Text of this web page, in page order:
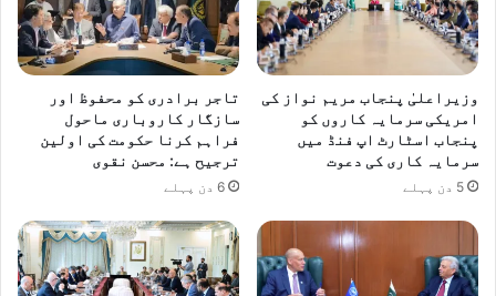
وزیراعلیٰ پنجاب مریم نواز کی
امریکی سرمایہ کاروں کو
پنجاب اسٹارٹ اپ فنڈ میں
سرمایہ کاری کی دعوت
5 دن پہلے
تاجر برادری کو محفوظ اور
سازگار کاروباری ماحول
فراہم کرنا حکومت کی اولین
ترجیح ہے: محسن نقوی
6 دن پہلے